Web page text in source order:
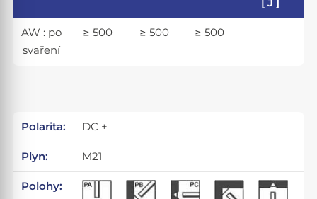
AW : po
svaření
≥ 500 ≥ 500 ≥ 500
Polarita: DC +
Plyn: M21
Polohy: